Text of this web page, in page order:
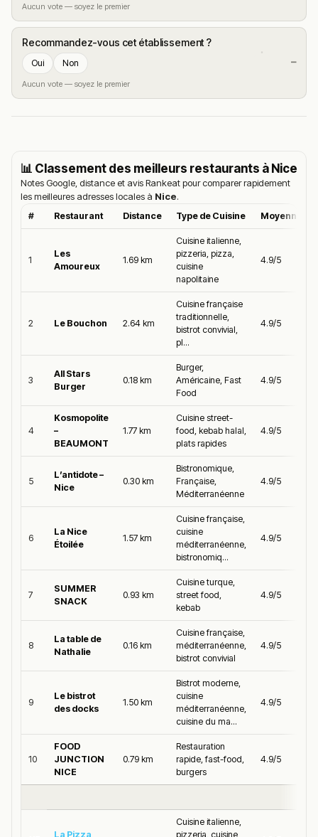
Aucun vote — soyez le premier
Recommandez-vous cet établissement ?
Oui Non
Aucun vote — soyez le premier
—
📊 Classement des meilleurs restaurants à Nice
Notes Google, distance et avis Rankeat pour comparer rapidement
les meilleures adresses locales à Nice.
# Restaurant Distance Type de Cuisine Moyenne
1
Les
Amoureux
1.69 km
Cuisine italienne,
pizzeria, pizza,
cuisine
napolitaine
4.9/5
2 Le Bouchon 2.64 km
Cuisine française
traditionnelle,
bistrot convivial,
pl...
4.9/5
3
All Stars
Burger
0.18 km
Burger,
Américaine, Fast
Food
4.9/5
4
Kosmopolite
–
BEAUMONT
1.77 km
Cuisine street-
food, kebab halal,
plats rapides
4.9/5
5
L’antidote –
Nice
0.30 km
Bistronomique,
Française,
Méditerranéenne
4.9/5
6
La Nice
Étoilée
1.57 km
Cuisine française,
cuisine
méditerranéenne,
bistronomiq...
4.9/5
7
SUMMER
SNACK
0.93 km
Cuisine turque,
street food,
kebab
4.9/5
8
La table de
Nathalie
0.16 km
Cuisine française,
méditerranéenne,
bistrot convivial
4.9/5
9
Le bistrot
des docks
1.50 km
Bistrot moderne,
cuisine
méditerranéenne,
cuisine du ma...
4.9/5
10
FOOD
JUNCTION
NICE
0.79 km
Restauration
rapide, fast-food,
burgers
4.9/5
La Pizza
Cuisine italienne,
pizzeria, cuisine